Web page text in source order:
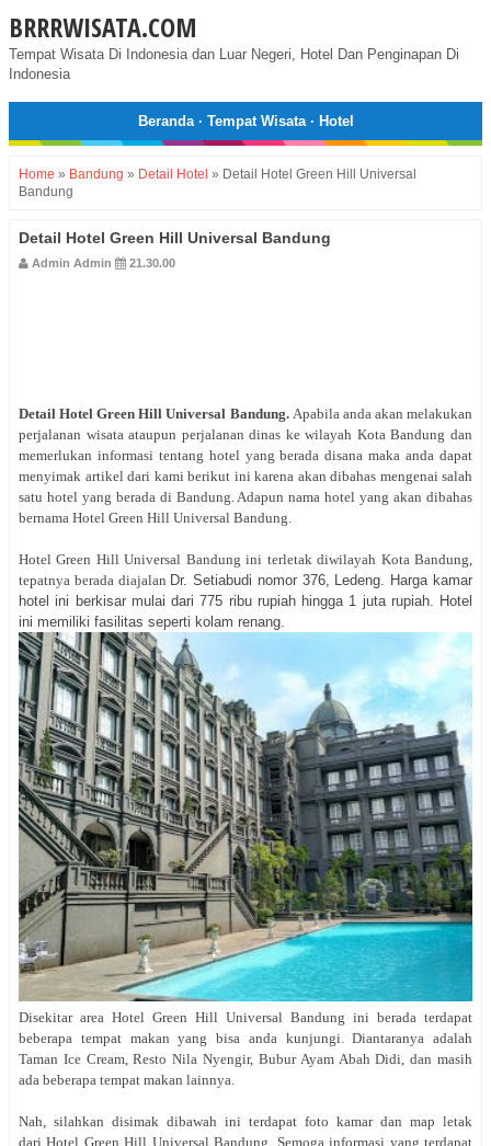
BRRRWISATA.COM
Tempat Wisata Di Indonesia dan Luar Negeri, Hotel Dan Penginapan Di
Indonesia
Beranda· Tempat Wisata· Hotel
Home » Bandung » Detail Hotel » Detail Hotel Green Hill Universal
Bandung
Detail Hotel Green Hill Universal Bandung
Admin Admin 21.30.00
Detail HotelGreen Hill Universal Bandung. Apabila anda akan melakukan
perjalanan wisata ataupun perjalanan dinas ke wilayah Kota Bandung dan
memerlukan informasi tentang hotel yang berada disana maka anda dapat
menyimak artikel dari kami berikut ini karena akan dibahas mengenai salah
satu hotel yang berada di Bandung. Adapun nama hotel yang akan dibahas
bernama Hotel Green Hill Universal Bandung.
Hotel Green Hill Universal Bandung ini terletak diwilayah Kota Bandung,
tepatnya berada diajalan Dr. Setiabudi nomor 376, Ledeng. Harga kamar
hotel ini berkisar mulai dari 775 ribu rupiah hingga 1 juta rupiah. Hotel
ini memiliki fasilitas seperti kolam renang.
Disekitar area Hotel Green Hill Universal Bandung ini berada terdapat
beberapa tempat makan yang bisa anda kunjungi. Diantaranya adalah
Taman Ice Cream, Resto Nila Nyengir, Bubur Ayam Abah Didi, dan masih
ada beberapa tempat makan lainnya.
Nah, silahkan disimak dibawah ini terdapat foto kamar dan map letak
dari Hotel Green Hill Universal Bandung. Semoga informasi yang terdapat